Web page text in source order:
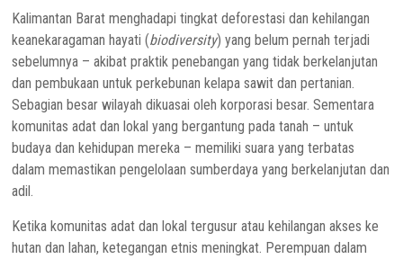
Kalimantan Barat menghadapi tingkat deforestasi dan kehilangan
keanekaragaman hayati (biodiversity) yang belum pernah terjadi
sebelumnya – akibat praktik penebangan yang tidak berkelanjutan
dan pembukaan untuk perkebunan kelapa sawit dan pertanian.
Sebagian besar wilayah dikuasai oleh korporasi besar. Sementara
komunitas adat dan lokal yang bergantung pada tanah – untuk
budaya dan kehidupan mereka – memiliki suara yang terbatas
dalam memastikan pengelolaan sumberdaya yang berkelanjutan dan
adil.
Ketika komunitas adat dan lokal tergusur atau kehilangan akses ke
hutan dan lahan, ketegangan etnis meningkat. Perempuan dalam